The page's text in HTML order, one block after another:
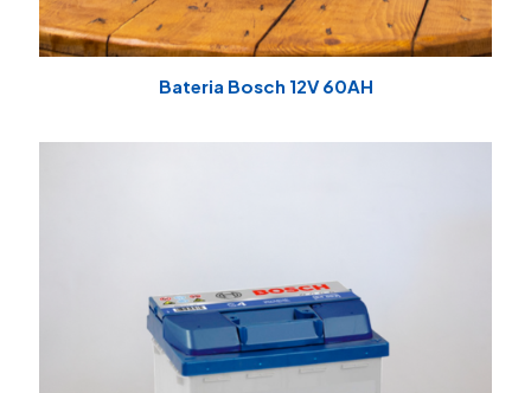
Bateria Bosch 12V 60AH